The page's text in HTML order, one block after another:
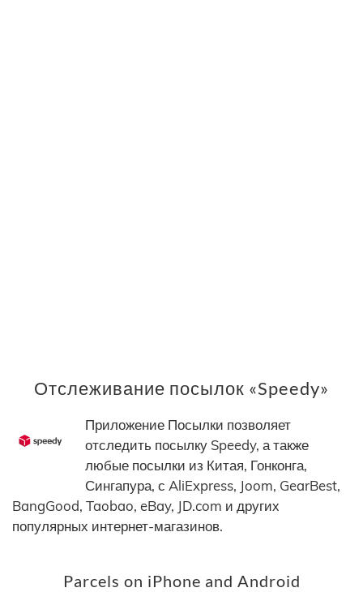
Отслеживание посылок «Speedy»
Приложение Посылки позволяет
отследить посылку Speedy, а также
любые посылки из Китая, Гонконга,
Сингапура, с AliExpress, Joom, GearBest,
BangGood, Taobao, eBay, JD.com и других
популярных интернет-магазинов.
Parcels on iPhone and Android